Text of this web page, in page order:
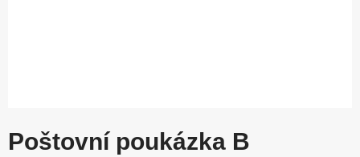
Poštovní poukázka B